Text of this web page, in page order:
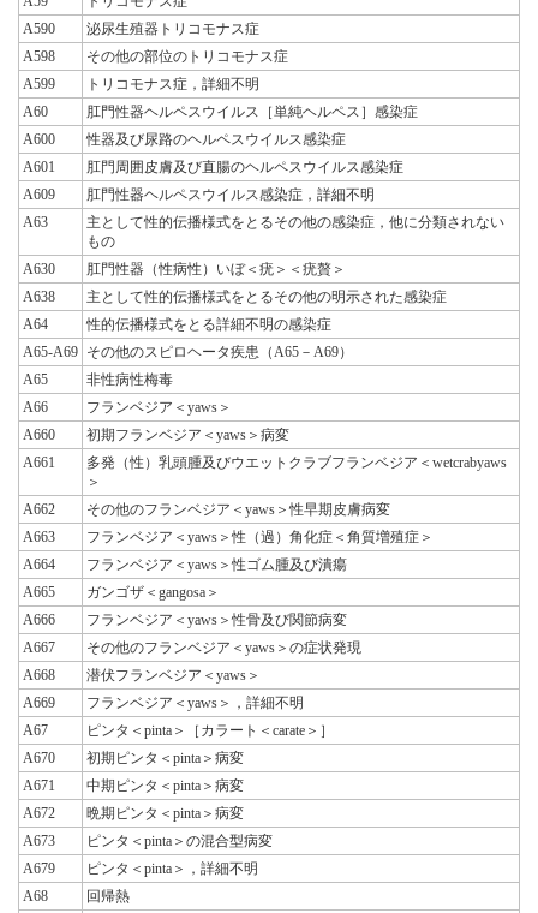
A590
泌尿生殖器トリコモナス症
A598
その他の部位のトリコモナス症
A599
トリコモナス症，詳細不明
A60
肛門性器ヘルペスウイルス［単純ヘルペス］感染症
A600
性器及び尿路のヘルペスウイルス感染症
A601
肛門周囲皮膚及び直腸のヘルペスウイルス感染症
A609
肛門性器ヘルペスウイルス感染症，詳細不明
A63
主として性的伝播様式をとるその他の感染症，他に分類されない
もの
A630
肛門性器（性病性）いぼ＜疣＞＜疣贅＞
A638
主として性的伝播様式をとるその他の明示された感染症
A64
性的伝播様式をとる詳細不明の感染症
A65-A69 その他のスピロヘータ疾患（A65－A69）
A65
非性病性梅毒
A66
フランベジア＜yaws＞
A660
初期フランベジア＜yaws＞病変
A661
多発（性）乳頭腫及びウエットクラブフランベジア＜wetcrabyaws
＞
A662
その他のフランベジア＜yaws＞性早期皮膚病変
A663
フランベジア＜yaws＞性（過）角化症＜角質増殖症＞
A664
フランベジア＜yaws＞性ゴム腫及び潰瘍
A665
ガンゴザ＜gangosa＞
A666
フランベジア＜yaws＞性骨及び関節病変
A667
その他のフランベジア＜yaws＞の症状発現
A668
潜伏フランベジア＜yaws＞
A669
フランベジア＜yaws＞，詳細不明
A67
ピンタ＜pinta＞［カラート＜carate＞］
A670
初期ピンタ＜pinta＞病変
A671
中期ピンタ＜pinta＞病変
A672
晩期ピンタ＜pinta＞病変
A673
ピンタ＜pinta＞の混合型病変
A679
ピンタ＜pinta＞，詳細不明
A68
回帰熱